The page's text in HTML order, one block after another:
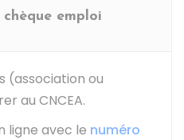
emploi
(association ou
au CNCEA.
ligne avec le numéro